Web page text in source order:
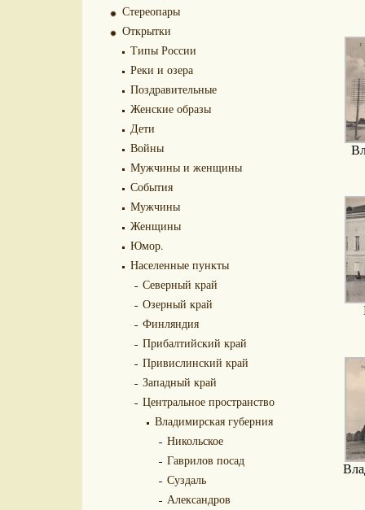
Стереопары
Открытки
Типы России
Реки и озера
Поздравительные
Женские образы
Дети
Войны
Мужчины и женщины
События
Мужчины
Женщины
Юмор.
Населенные пункты
Северный край
Озерный край
Финляндия
Прибалтийский край
Привислинский край
Западный край
Центральное пространство
Владимирская губерния
Никольское
Гаврилов посад
Суздаль
Александров